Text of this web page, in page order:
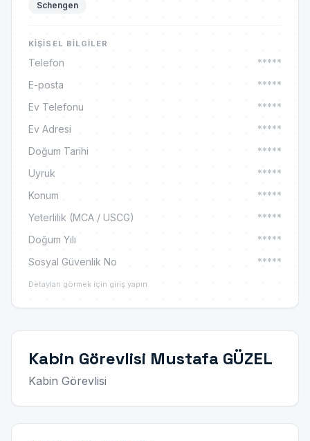
Schengen
KIŞISEL BILGILER
Telefon
*****
E-posta
*****
Ev Telefonu
*****
Ev Adresi
*****
Doğum Tarihi
*****
Uyruk
*****
Konum
*****
Yeterlilik (MCA / USCG)
*****
Doğum Yılı
*****
Sosyal Güvenlik No
*****
Detayları görmek için giriş yapın.
Kabin Görevlisi Mustafa GÜZEL
Kabin Görevlisi